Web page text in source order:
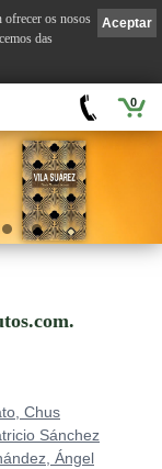
0
Chus
Sánchez
Ángel
Aceptar
ofrecer os nosos
das